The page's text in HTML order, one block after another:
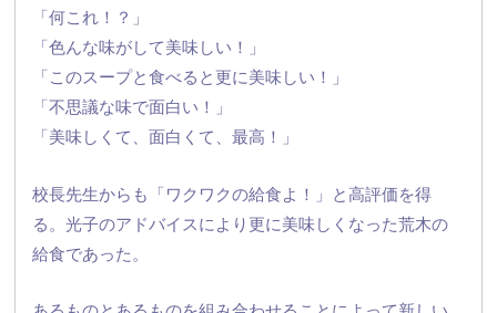
「何これ！？」
「色んな味がして美味しい！」
「このスープと食べると更に美味しい！」
「不思議な味で面白い！」
「美味しくて、面白くて、最高！」
校長先生からも「ワクワクの給食よ！」と高評価を得
る。光子のアドバイスにより更に美味しくなった荒木の
給食であった。